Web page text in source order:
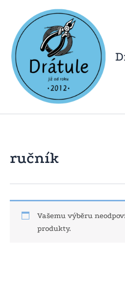
obsah
ručník
Vašemu výběru
produkty.